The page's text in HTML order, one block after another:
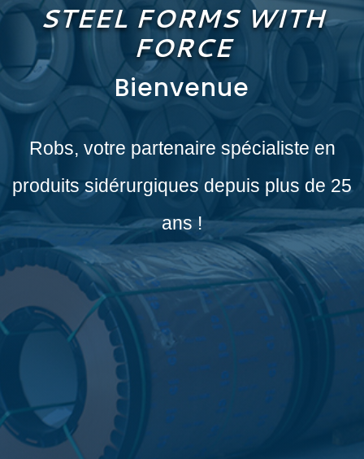
STEEL FORMS WITH
FORCE
Bienvenue
Robs, votre partenaire spécialiste en
produits sidérurgiques depuis plus de 25
ans !